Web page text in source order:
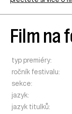
Film na
typ premiéry:
ročník festivalu:
sekce:
jazyk:
jazyk titulků: